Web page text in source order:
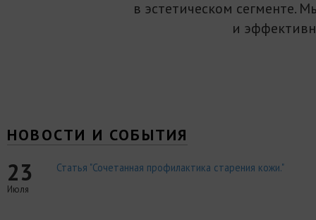
в эстетическом сегменте.
и
НОВОСТИ И СОБЫТИЯ
23
Июля
Статья "Сочетанная профилактика старения кожи."